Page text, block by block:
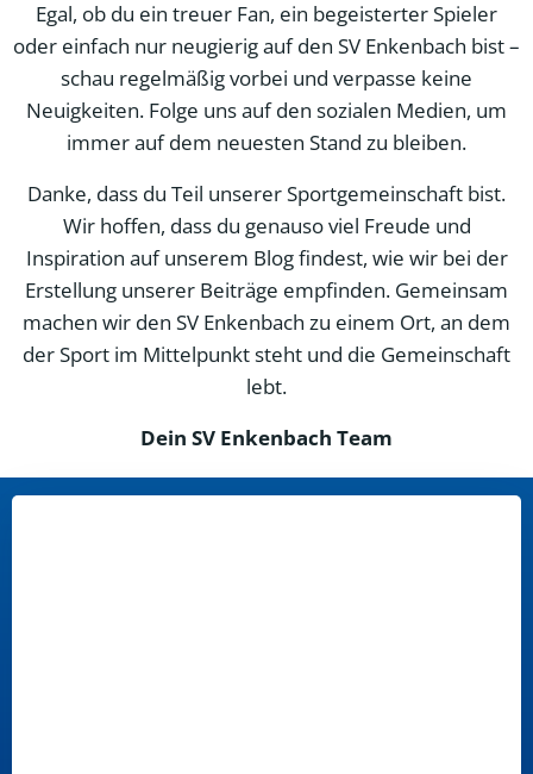
Egal, ob du ein treuer Fan, ein begeisterter Spieler
oder einfach nur neugierig auf den SV Enkenbach bist –
schau regelmäßig vorbei und verpasse keine
Neuigkeiten. Folge uns auf den sozialen Medien, um
immer auf dem neuesten Stand zu bleiben.
Danke, dass du Teil unserer Sportgemeinschaft bist.
Wir hoffen, dass du genauso viel Freude und
Inspiration auf unserem Blog findest, wie wir bei der
Erstellung unserer Beiträge empfinden. Gemeinsam
machen wir den SV Enkenbach zu einem Ort, an dem
der Sport im Mittelpunkt steht und die Gemeinschaft
lebt.
Dein SV Enkenbach Team